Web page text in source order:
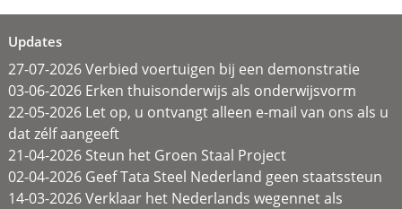
Updates
27-07-2026 Verbied voertuigen bij een demonstratie
03-06-2026 Erken thuisonderwijs als onderwijsvorm
22-05-2026 Let op, u ontvangt alleen e-mail van ons als u
dat zélf aangeeft
21-04-2026 Steun het Groen Staal Project
02-04-2026 Geef Tata Steel Nederland geen staatssteun
14-03-2026 Verklaar het Nederlands wegennet als